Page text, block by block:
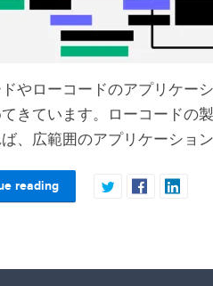
やローコードのアプリケー
きています。ローコードの
、広範囲のアプリケーショ
reading